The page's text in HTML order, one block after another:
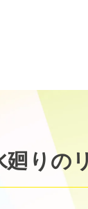
廻りの